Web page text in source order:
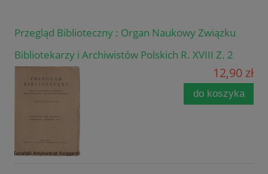
Przegląd Biblioteczny : Organ Naukowy Związku
Bibliotekarzy i Archiwistów Polskich R. XVIII Z. 2
12,90 zł
do koszyka